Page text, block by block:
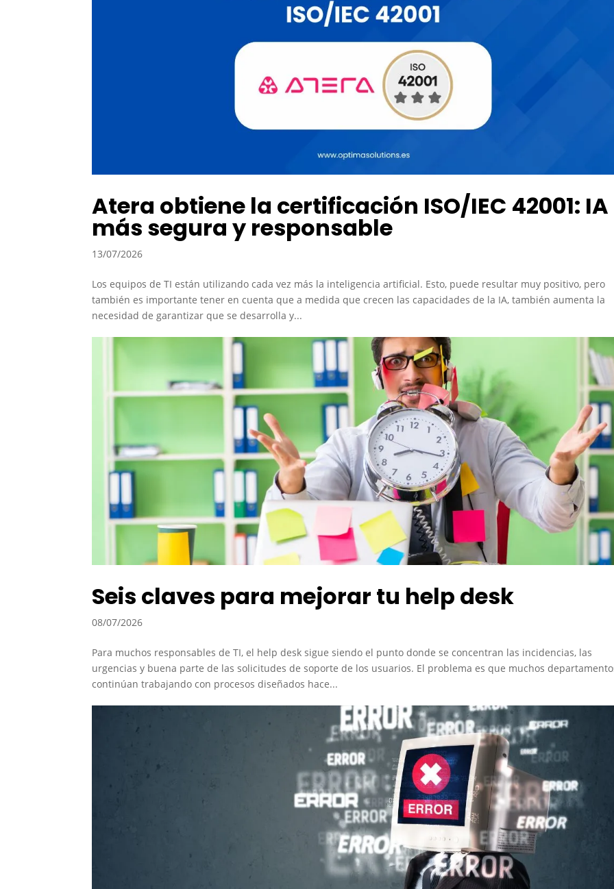
Atera obtiene la certificación ISO/IEC 42001: IA
más segura y responsable
13/07/2026
Los equipos de TI están utilizando cada vez más la inteligencia artificial. Esto, puede resultar muy positivo, pero
también es importante tener en cuenta que a medida que crecen las capacidades de la IA, también aumenta la
necesidad de garantizar que se desarrolla y...
Seis claves para mejorar tu help desk
08/07/2026
Para muchos responsables de TI, el help desk sigue siendo el punto donde se concentran las incidencias, las
urgencias y buena parte de las solicitudes de soporte de los usuarios. El problema es que muchos
continúan trabajando con procesos diseñados hace...